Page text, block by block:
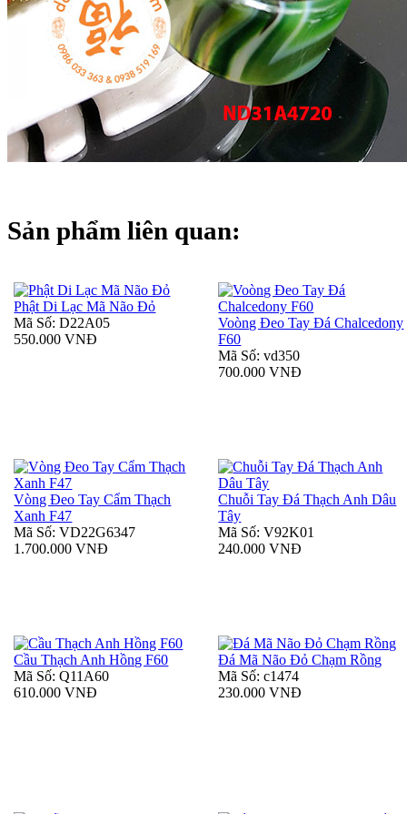
Sản phẩm liên quan:
Phật Di Lạc Mã Não Đỏ
Mã Số: D22A05
550.000 VNĐ
Voòng Đeo Tay Đá Chalcedony
F60
Mã Số: vd350
700.000 VNĐ
Vòng Đeo Tay Cẩm Thạch
Xanh F47
Mã Số: VD22G6347
1.700.000 VNĐ
Chuỗi Tay Đá Thạch Anh Dâu
Tây
Mã Số: V92K01
240.000 VNĐ
Cầu Thạch Anh Hồng F60
Mã Số: Q11A60
610.000 VNĐ
Đá Mã Não Đỏ Chạm Rồng
Mã Số: c1474
230.000 VNĐ